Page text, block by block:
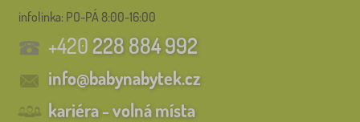
infolinka: PO-PÁ 8:00-16:00
+420228 884 992
info@babynabytek.cz
kariéra - volná místa